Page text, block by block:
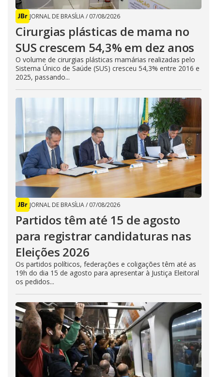
JORNAL DE BRASÍLIA/ 07/08/2026
Cirurgias plásticas de mama no
SUS crescem 54,3% em dez anos
O volume de cirurgias plásticas mamárias realizadas pelo
Sistema Único de Saúde (SUS) cresceu 54,3% entre 2016 e
2025, passando...
JORNAL DE BRASÍLIA/ 07/08/2026
Partidos têm até 15 de agosto
para registrar candidaturas nas
Eleições 2026
Os partidos políticos, federações e coligações têm até as
19h do dia 15 de agosto para apresentar à Justiça Eleitoral
os pedidos...